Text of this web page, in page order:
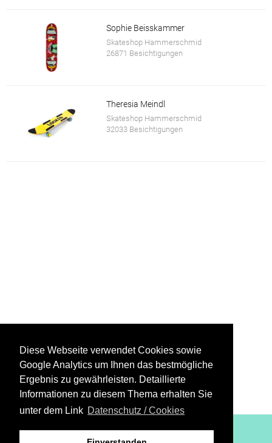
Diese Webseite verwendet Cookies sowie
Google Analytics um Ihnen das bestmögliche
Ergebnis zu gewährleisten. Detaillierte
Informationen zu diesem Thema erhalten Sie
unter dem Link Datenschutz / Cookies
Sophie Beisskammer
Skateshop Hammerschmid
26871 Besichtigungen
Theresia Meindl
Skateshop Hammerschmid
32033 Besichtigungen
XiBIT Infoguide 2021